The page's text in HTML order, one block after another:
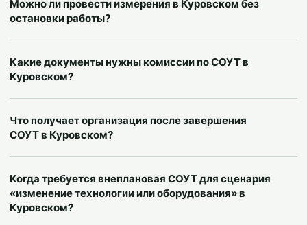
Можно ли провести измерения в Куровском без
остановки работы?
Какие документы нужны комиссии по СОУТ в
Куровском?
Что получает организация после завершения
СОУТ в Куровском?
Когда требуется внеплановая СОУТ для сценария
«изменение технологии или оборудования» в
Куровском?